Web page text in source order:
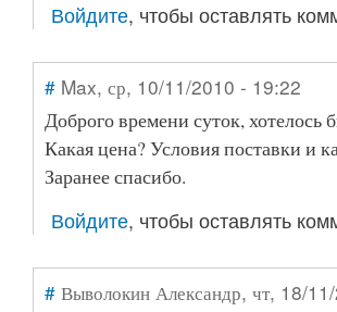
Войдите, чтобы оставлять
# Max, ср, 10/11/2010 - 19:22
Доброго времени суток, хотелось
Какая цена? Условия поставки и
Заранее спасибо.
Войдите, чтобы оставлять
# Выволокин Александр, чт, 18/